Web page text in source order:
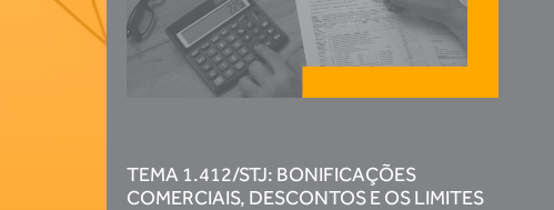
TEMA 1.412/STJ: BONIFICAÇÕES
COMERCIAIS, DESCONTOS E OS LIMITES